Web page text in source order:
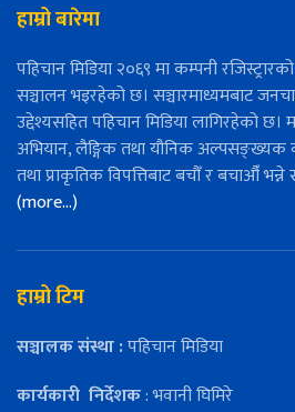
हाम्रो बारेमा
पहिचान मिडिया २०६९ मा कम्पनी
सञ्चालन भइरहेको छ। सञ्चारमाध्यमबाट
उद्देश्यसहित पहिचान मिडिया लागिरहेको
अभियान, लैङ्गिक तथा यौनिक अल्पसङ्ख्यक
तथा प्राकृतिक विपत्तिबाट बचौँ र बचाऔँ
(more…)
हाम्रो टिम
सञ्चालक संस्था :पहिचान मिडिया
कार्यकारी निर्देशक: भवानी घिमिरे